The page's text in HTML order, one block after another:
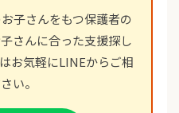
子さんをもつ保護者の
さんに合った支援探し
お気軽にLINEからご相
い。